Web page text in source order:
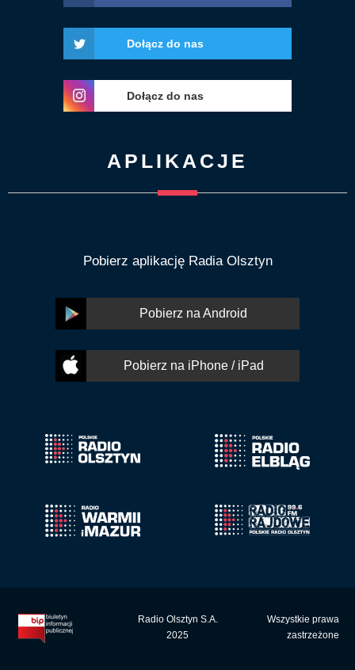
Dołącz do nas
Dołącz do nas
APLIKACJE
Pobierz aplikację Radia Olsztyn
Pobierz na Android
Pobierz na iPhone / iPad
Radio Olsztyn S.A.
2025
Wszystkie prawa
zastrzeżone